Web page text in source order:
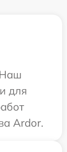
Наш
для
Ardor.